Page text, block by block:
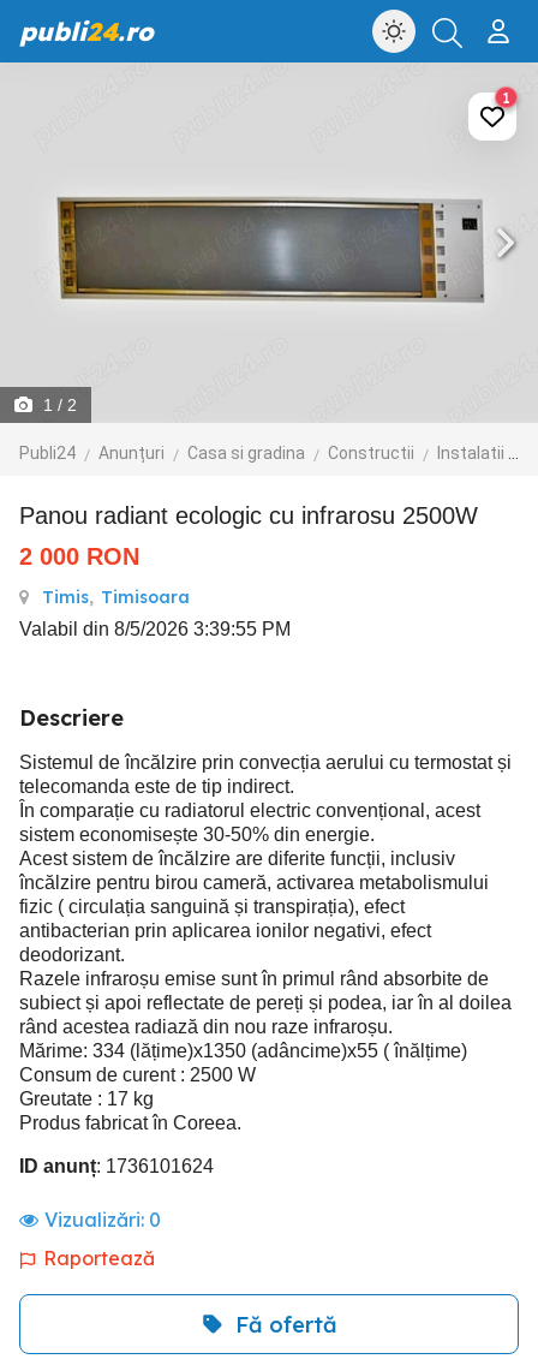
publi24.ro
1 / 2
Publi24 Anunțuri Casa si gradina Constructii Instalatii de incalzire
1
Panou radiant ecologic cu infrarosu 2500W
2 000 RON
Timis, Timisoara
Valabil din 8/5/2026 3:39:55 PM
Descriere
Sistemul de încălzire prin convecția aerului cu termostat și
telecomanda este de tip indirect.
În comparație cu radiatorul electric convențional, acest
sistem economisește 30-50% din energie.
Acest sistem de încălzire are diferite funcții, inclusiv
încălzire pentru birou cameră, activarea metabolismului
fizic ( circulația sanguină și transpirația), efect
antibacterian prin aplicarea ionilor negativi, efect
deodorizant.
Razele infraroșu emise sunt în primul rând absorbite de
subiect și apoi reflectate de pereți și podea, iar în al doilea
rând acestea radiază din nou raze infraroșu.
Mărime: 334 (lățime)x1350 (adâncime)x55 ( înălțime)
Consum de curent : 2500 W
Greutate : 17 kg
Produs fabricat în Coreea.
ID anunț: 1736101624
Vizualizări: 0
Raportează
Fă ofertă